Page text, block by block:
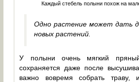
Каждый стебель полыни похож на
Одно растение может дать
новых растений.
У полыни очень мягкий
сохраняется даже после
важно вовремя собрать траву,